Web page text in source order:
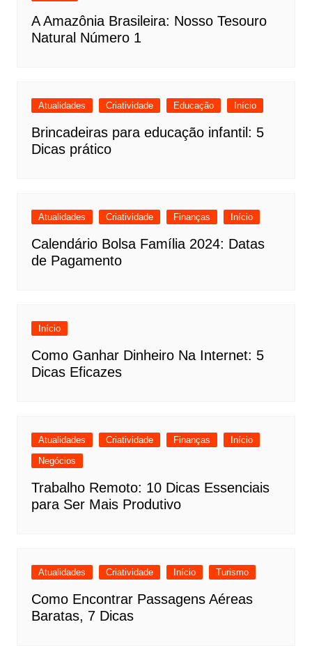
A Amazônia Brasileira: Nosso Tesouro
Natural Número 1
Atualidades Criatividade Educação Início
Brincadeiras para educação infantil: 5
Dicas prático
Atualidades Criatividade Finanças Início
Calendário Bolsa Família 2024: Datas
de Pagamento
Início
Como Ganhar Dinheiro Na Internet: 5
Dicas Eficazes
Atualidades Criatividade Finanças
Início
Negócios
Trabalho Remoto: 10 Dicas Essenciais
para Ser Mais Produtivo
Atualidades Criatividade Início Turismo
Como Encontrar Passagens Aéreas
Baratas, 7 Dicas